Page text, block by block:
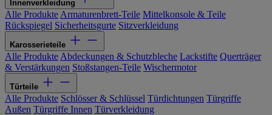
Innenverkleidung
Alle Produkte Armaturenbrett-Teile Mittelkonsole & Teile
Rückspiegel Sicherheitsgurte Sitzverkleidung
Karosserieteile
Alle Produkte Abdeckungen & Schutzbleche Lackstifte Querträger
& Verstärkungen Stoßstangen-Teile Wischermotor
Türteile
Alle Produkte Schlösser & Schlüssel Türdichtungen Türgriffe
Außen Türgriffe Innen Türverkleidung